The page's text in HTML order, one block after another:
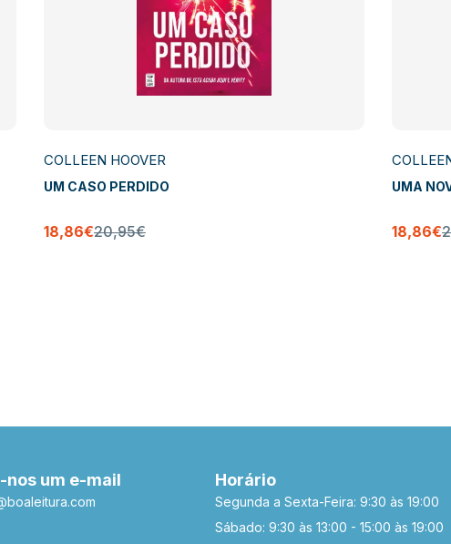
COLLEEN HOOVER
UM CASO PERDIDO
18,86€20,95€
UMA
18,86€
nos um e-mail Horário
Segunda a Sexta-Feira: 9:30 às 19:00
Sábado: 9:30 às 13:00 - 15:00 às 19:00